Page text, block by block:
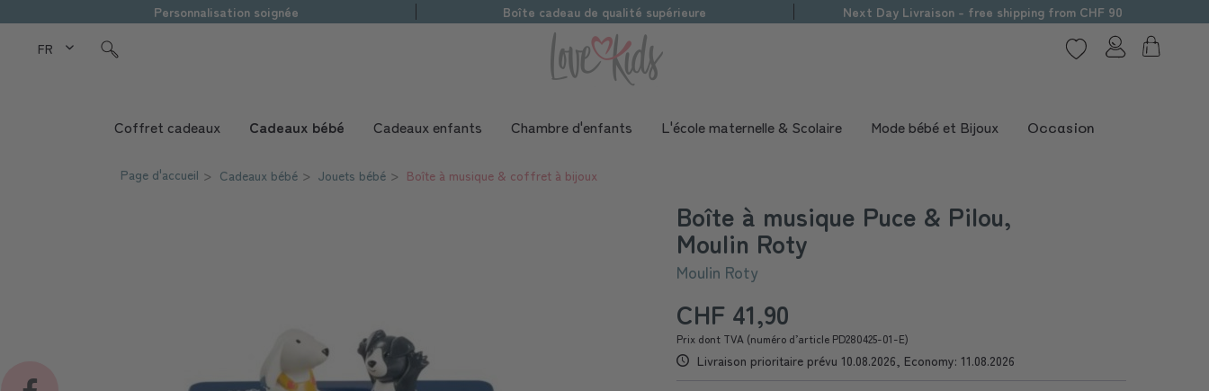
Personnalisation soignée Boîte cadeau de qualité supérieure Next Day Livraison - free shipping from CHF 90
FR Love Kids
Coffret cadeaux Cadeaux bébé Cadeaux enfants Chambre d'enfants L'école maternelle & Scolaire Mode bébé et Bijoux Occasion
Page d'accueil Cadeaux bébé Jouets bébé Boîte à musique & coffret à bijoux
Boîte à musique Puce & Pilou,
Moulin Roty
Moulin Roty
CHF 41,90
Prix dont TVA (numéro d’article PD280425-01-E)
Livraison prioritaire prévu 10.08.2026, Economy: 11.08.2026